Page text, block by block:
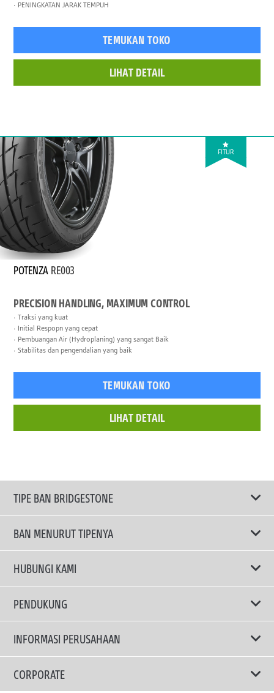
PENINGKATAN JARAK TEMPUH
TEMUKAN TOKO
LIHAT DETAIL
FITUR
POTENZA RE003
PRECISION HANDLING, MAXIMUM CONTROL
Traksi yang kuat
Initial Respopn yang cepat
Pembuangan Air (Hydroplaning) yang sangat Baik
Stabilitas dan pengendalian yang baik
TEMUKAN TOKO
LIHAT DETAIL
TIPE BAN BRIDGESTONE
TRUCKS & BUSES TYRES
BAN MENURUT TIPENYA
Ban ENLITEN
Ban Performa
Ban Touring
Ban Hemat Bahan Bakar
HUBUNGI KAMI
Email Kami
PENDUKUNG
Privacy Policy
Terms Of Use
INFORMASI PERUSAHAAN
Mengapa Bridgestone?
CORPORATE